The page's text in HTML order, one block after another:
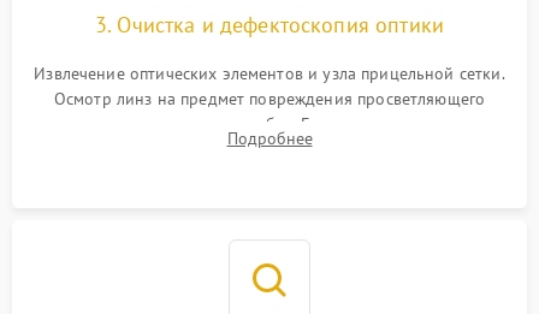
3. Очистка и дефектоскопия оптики
Извлечение оптических элементов и узла прицельной сетки.
Осмотр линз на предмет повреждения просветляющего
покрытия или появления грибка. Бережная очистка стекол
спецрастворами. Проверка целостности гравированной
Подробнее